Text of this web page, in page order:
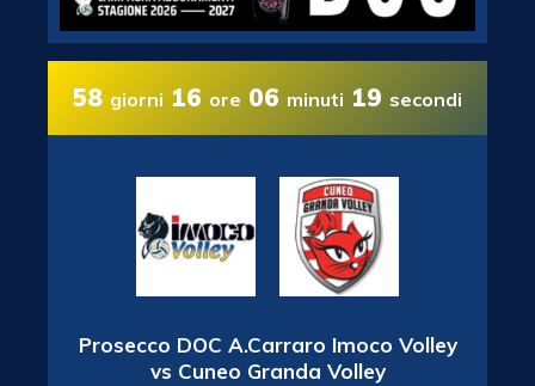
58 giorni 16 ore 06 minuti 18 secondi
Prosecco DOC A.Carraro Imoco Volley
vs Cuneo Granda Volley